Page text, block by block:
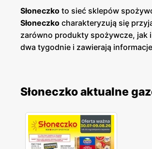
Słoneczko to sieć sklepów
Słoneczko charakteryzują się
zarówno produkty spożywcze, jak
dwa tygodnie i zawierają
te są
niskie cenyoraz licznepromocje
zakupów dla wielu klientów. Sieć
satysfakcjonujące i korzystne.
Słoneczko aktualne